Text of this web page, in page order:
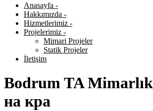
Anasayfa -
Hakkımızda -
Hizmetlerimiz -
Projelerimiz -
Mimari Projeler
Statik Projeler
İletişim
Bodrum TA
на кра